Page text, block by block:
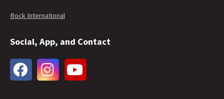
34 -Feuer im Hebräerbrief
32 -Zukünftige Gnade
30 -
Wieviel Glauben braucht es für die Errettung?
29 - Wie gut muss man sein, um in den Himmel zu kommen?
Rock International
Social, App, and Contact